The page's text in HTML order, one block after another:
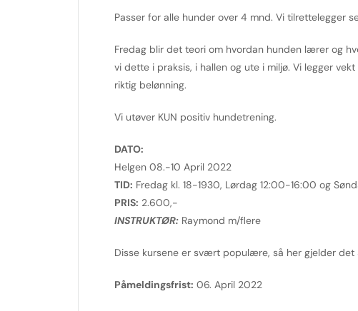
Passer for alle hunder over 4 mnd. Vi tilrettelegger
Fredag blir det teori om hvordan hunden lærer og
vi dette i praksis, i hallen og ute i miljø. Vi legger
riktig belønning.
Vi utøver KUN positiv hundetrening.
DATO:
Helgen 08.-10 April 2022
TID: Fredag kl. 18-1930, Lørdag 12:00-16:00 og
PRIS: 2.600,-
INSTRUKTØR: Raymond m/flere
Disse kursene er svært populære, så her gjelder
Påmeldingsfrist: 06. April 2022